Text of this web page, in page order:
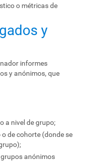
o métricas de
y
informes
y anónimos, que
a nivel de grupo;
de cohorte (donde se
anónimos